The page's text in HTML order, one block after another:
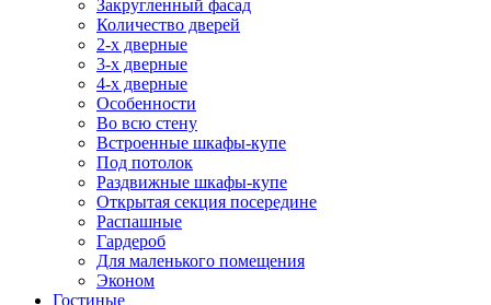
Закругленный фасад
Количество дверей
2-х дверные
3-х дверные
4-х дверные
Особенности
Во всю стену
Встроенные шкафы-купе
Под потолок
Раздвижные шкафы-купе
Открытая секция посередине
Распашные
Гардероб
Для маленького помещения
Эконом
Гостиные